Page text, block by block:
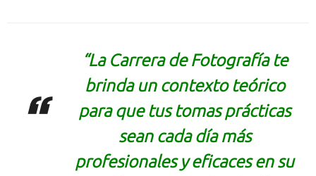
“La Carrera de Fotografía te
brinda un contexto teórico
para que tus tomas prácticas
sean cada día más
profesionales y eficaces en su